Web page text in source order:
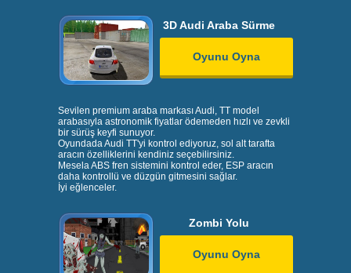
3D Audi Araba Sürme
Oyunu Oyna
Sevilen premium araba markası Audi, TT model
arabasıyla astronomik fiyatlar ödemeden hızlı ve zevkli
bir sürüş keyfi sunuyor.
Oyundada Audi TT'yi kontrol ediyoruz, sol alt tarafta
aracın özelliklerini kendiniz seçebilirsiniz.
Mesela ABS fren sistemini kontrol eder, ESP aracın
daha kontrollü ve düzgün gitmesini sağlar.
İyi eğlenceler.
Zombi Yolu
Oyunu Oyna